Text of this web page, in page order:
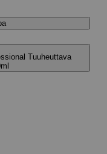
Tuuheuttava